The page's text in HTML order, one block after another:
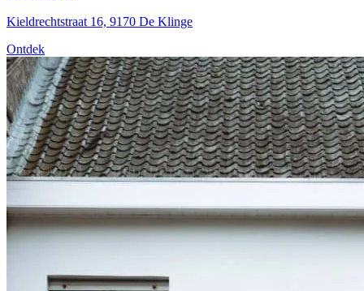
Kieldrechtstraat 16, 9170 De Klinge
Ontdek